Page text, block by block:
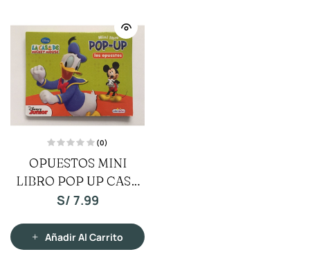
a
l
o
r
o
0
(0)
OPUESTOS MINI
LIBRO POP UP CASA
DE MICKEY MOUSE
S/ 7.99
Añadir Al Carrito